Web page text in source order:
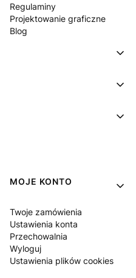
Regulaminy
Projektowanie graficzne
Blog
MOJE KONTO
Twoje zamówienia
Ustawienia konta
Przechowalnia
Wyloguj
Ustawienia plików cookies